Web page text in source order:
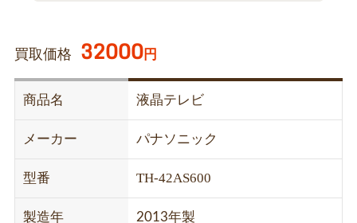
買取価格 32000円
商品名 液晶テレビ
メーカー パナソニック
型番 TH-42AS600
製造年 2013年製